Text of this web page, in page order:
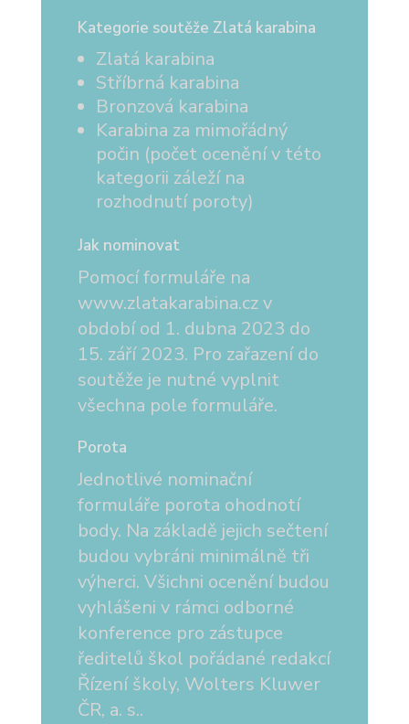
Kategorie soutěže Zlatá karabina
Zlatá karabina
Stříbrná karabina
Bronzová karabina
Karabina za mimořádný
počin (počet ocenění v této
kategorii záleží na
rozhodnutí poroty)
Jak nominovat
Pomocí formuláře na
www.zlatakarabina.cz v
období od 1. dubna 2023 do
15. září 2023. Pro zařazení do
soutěže je nutné vyplnit
všechna pole formuláře.
Porota
Jednotlivé nominační
formuláře porota ohodnotí
body. Na základě jejich sečtení
budou vybráni minimálně tři
výherci. Všichni ocenění budou
vyhlášeni v rámci odborné
konference pro zástupce
ředitelů škol pořádané redakcí
Řízení školy, Wolters Kluwer
ČR, a. s..